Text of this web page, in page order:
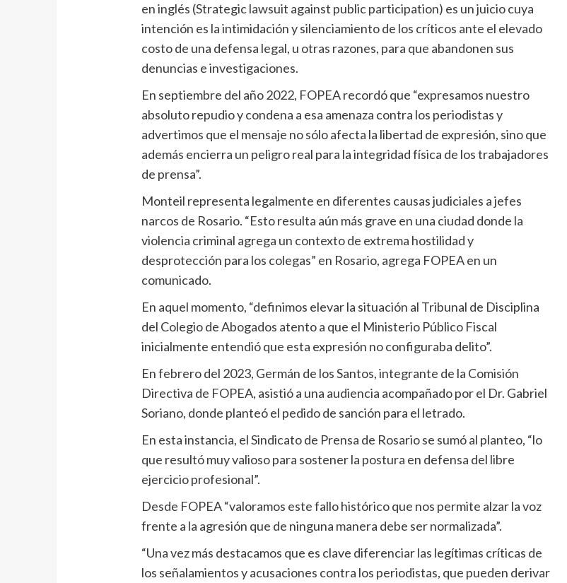
en inglés (Strategic lawsuit against public participation) es un juicio cuya
intención es la intimidación y silenciamiento de los críticos ante el elevado
costo de una defensa legal, u otras razones, para que abandonen sus
denuncias e investigaciones.
En septiembre del año 2022, FOPEA recordó que “expresamos nuestro
absoluto repudio y condena a esa amenaza contra los periodistas y
advertimos que el mensaje no sólo afecta la libertad de expresión, sino que
además encierra un peligro real para la integridad física de los trabajadores
de prensa”.
Monteil representa legalmente en diferentes causas judiciales a jefes
narcos de Rosario. “Esto resulta aún más grave en una ciudad donde la
violencia criminal agrega un contexto de extrema hostilidad y
desprotección para los colegas” en Rosario, agrega FOPEA en un
comunicado.
En aquel momento, “definimos elevar la situación al Tribunal de Disciplina
del Colegio de Abogados atento a que el Ministerio Público Fiscal
inicialmente entendió que esta expresión no configuraba delito”.
En febrero del 2023, Germán de los Santos, integrante de la Comisión
Directiva de FOPEA, asistió a una audiencia acompañado por el Dr. Gabriel
Soriano, donde planteó el pedido de sanción para el letrado.
En esta instancia, el Sindicato de Prensa de Rosario se sumó al planteo, “lo
que resultó muy valioso para sostener la postura en defensa del libre
ejercicio profesional”.
Desde FOPEA “valoramos este fallo histórico que nos permite alzar la voz
frente a la agresión que de ninguna manera debe ser normalizada”.
“Una vez más destacamos que es clave diferenciar las legítimas críticas de
los señalamientos y acusaciones contra los periodistas, que pueden derivar